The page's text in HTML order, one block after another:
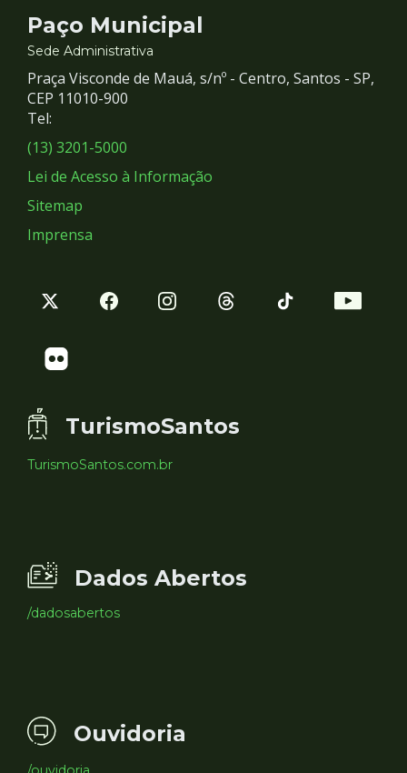
Contato
e
Redes
Sociais
Paço Municipal
Sede Administrativa
Praça Visconde de Mauá, s/nº - Centro, Santos - SP,
CEP 11010-900
Tel:
(13) 3201-5000
Lei de Acesso à Informação
Sitemap
Imprensa
TurismoSantos
TurismoSantos.com.br
Dados Abertos
/dadosabertos
Ouvidoria